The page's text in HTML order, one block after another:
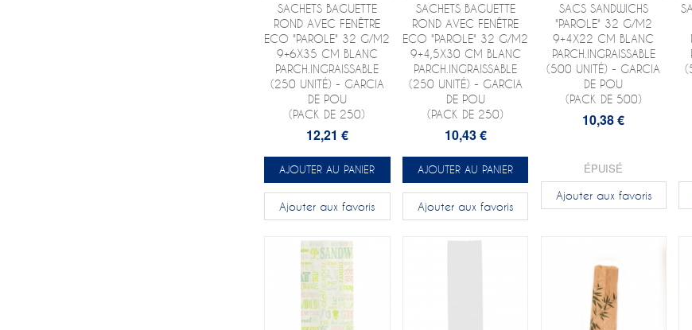
SACHETS BAGUETTE
ROND AVEC FENÊTRE
ECO "PAROLE" 32 G/M2
9+6X35 CM BLANC
PARCH.INGRAISSABLE
(250 UNITÉ) - GARCIA
DE POU
(PACK DE 250)
12,21 €
AJOUTER AU PANIER
Ajouter aux favoris
SACHETS BAGUETTE
ROND AVEC FENÊTRE
ECO "PAROLE" 32 G/M2
9+4,5X30 CM BLANC
PARCH.INGRAISSABLE
(250 UNITÉ) - GARCIA
DE POU
(PACK DE 250)
10,43 €
AJOUTER AU PANIER
Ajouter aux favoris
SACS SANDWICHS
"PAROLE" 32 G/M2
9+4X22 CM BLANC
PARCH.INGRAISSABLE
(500 UNITÉ) - GARCIA
DE POU
(PACK DE 500)
10,38 €
ÉPUISÉ
Ajouter aux favoris